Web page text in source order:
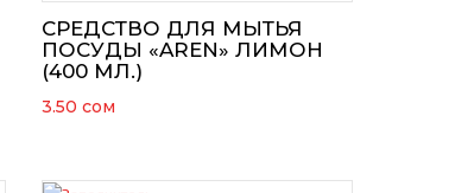
СРЕДСТВО ДЛЯ МЫТЬЯ
ПОСУДЫ «AREN» ЛИМОН
(400 МЛ.)
3.50 сом